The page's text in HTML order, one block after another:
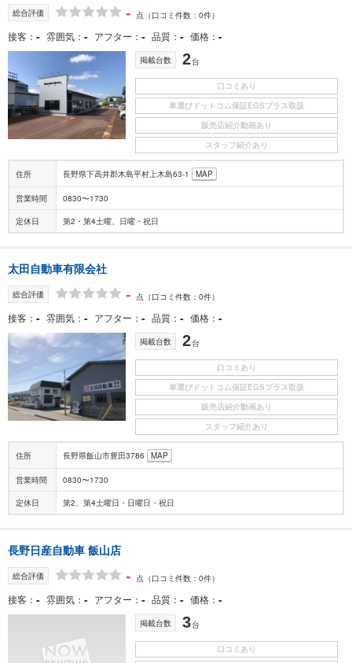
総合評価 - 点 （口コミ件数：0件）
接客 - 雰囲気 - アフター - 品質 - 価格 -
掲載台数 2台
口コミあり
車選びドットコム保証EGSプラス取扱
販売店紹介動画あり
スタッフ紹介あり
住所 長野県下高井郡木島平村上木島63-1 MAP
営業時間 0830〜1730
定休日 第2・第4土曜、日曜・祝日
太田自動車有限会社
総合評価 - 点 （口コミ件数：0件）
接客 - 雰囲気 - アフター - 品質 - 価格 -
掲載台数 2台
口コミあり
車選びドットコム保証EGSプラス取扱
販売店紹介動画あり
スタッフ紹介あり
住所 長野県飯山市豊田3786 MAP
営業時間 0830〜1730
定休日 第2、第4土曜日・日曜日・祝日
長野日産自動車 飯山店
総合評価 - 点 （口コミ件数：0件）
接客 - 雰囲気 - アフター - 品質 - 価格 -
掲載台数 3台
口コミあり